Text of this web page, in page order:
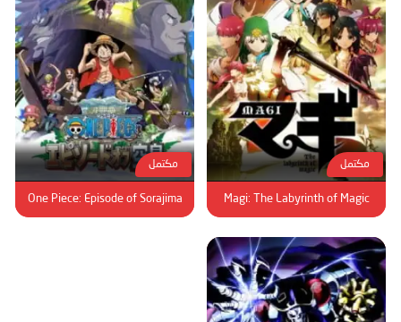
مكتمل
Magi: The Labyrinth of Magic
مكتمل
One Piece: Episode of Sorajima